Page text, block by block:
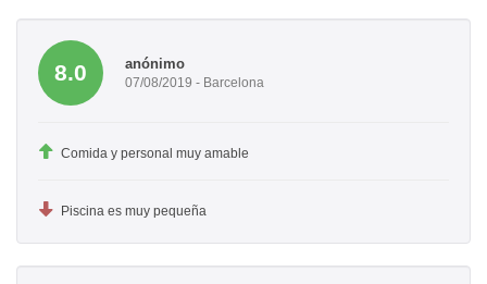
8.0 anónimo
07/08/2019 - Barcelona
Comida y personal muy amable
Piscina es muy pequeña